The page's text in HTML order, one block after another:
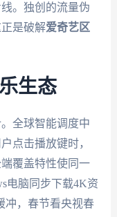
。独创的流量伪
是破解爱奇艺区
生态
全球智能调度中
点击播放键时，
覆盖特性使同一
电脑同步下载4K资
冲，春节看央视春